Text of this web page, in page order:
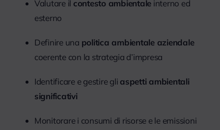
Valutare il contesto ambientale interno ed
esterno
Definire una politica ambientale aziendale
coerente con la strategia d’impresa
Identificare e gestire gli aspetti ambientali
significativi
Monitorare i consumi di risorse e le emissioni